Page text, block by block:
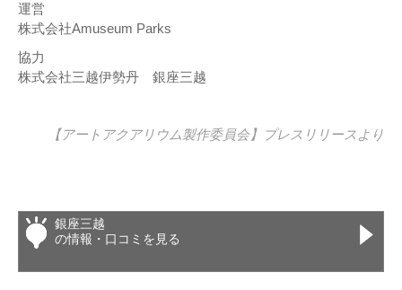
運営
株式会社Amuseum Parks
協力
株式会社三越伊勢丹 銀座三越
【アートアクアリウム製作委員会】 プレスリリースより
銀座三越
の情報・口コミを見る